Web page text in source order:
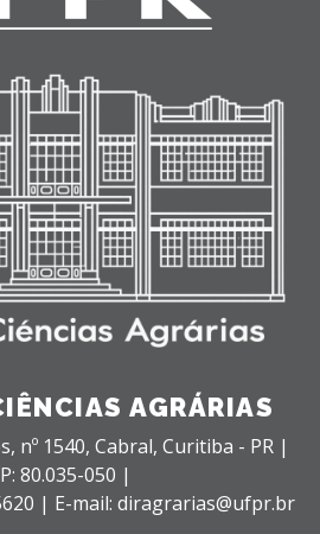
AGRÁRIAS
nº 1540, Cabral, Curitiba - PR |
80.035-050 |
| E-mail: diragrarias@ufpr.br